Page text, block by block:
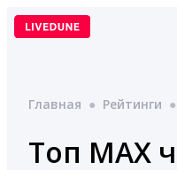
Перейти
Главная ● Рейтинги ●
Топ MAX